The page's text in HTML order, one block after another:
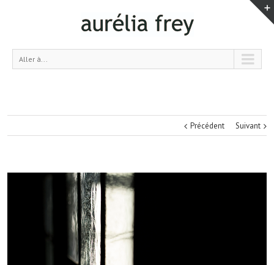
Aller à...
Précédent Suivant